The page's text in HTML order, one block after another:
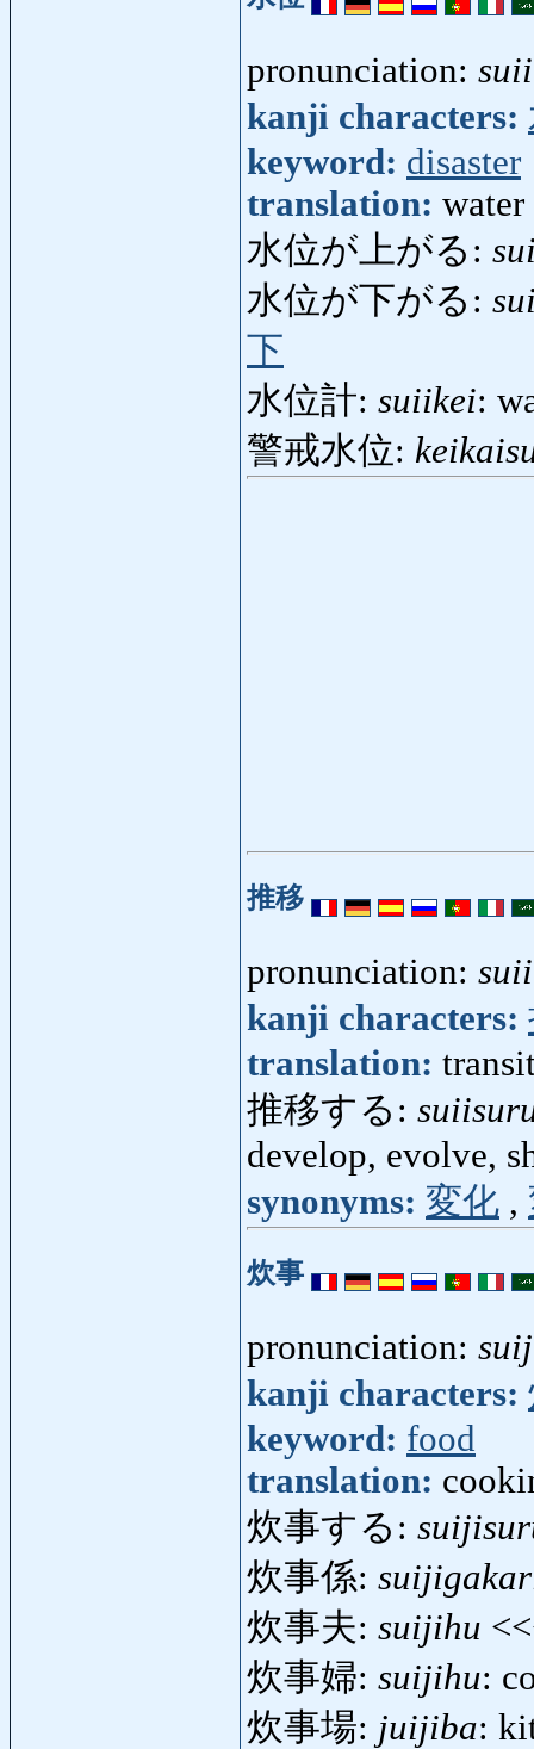
pronunciation: suii
kanji characters:
keyword: disaster
translation:
水位が上がる:
水位が下がる:
下
水位計: suiikei:
警戒水位:
推移
pronunciation: suii
kanji characters:
translation:
推移する:
develop, evolve,
synonyms: 変化 ,
炊事
pronunciation:
kanji characters:
keyword: food
translation:
炊事する:
炊事係:
炊事夫: suijihu
炊事婦: suijihu:
炊事場: juijiba: